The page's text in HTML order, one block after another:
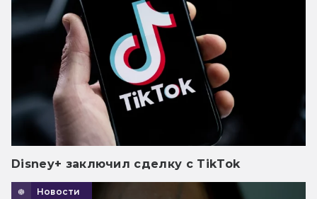
Disney+ заключил сделку с TikTok
Новости